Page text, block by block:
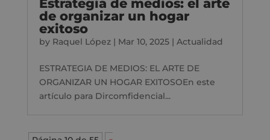
Estrategia de medios: el arte
de organizar un hogar
exitoso
by Raquel López| Mar 10, 2025| Actualidad
ESTRATEGIA DE MEDIOS: EL ARTE DE
ORGANIZAR UN HOGAR EXITOSOEn este
artículo para Dircomfidencial...